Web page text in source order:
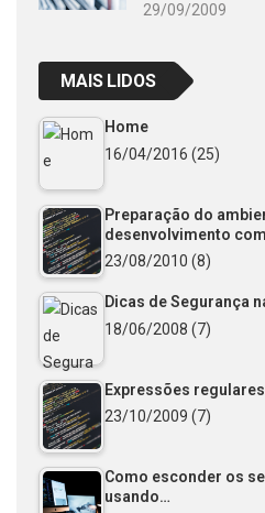
29/09/2009
MAIS LIDOS
Home
16/04/2016 (25)
Preparação do
desenvolvimento
23/08/2010 (8)
Dicas de Segurança
18/06/2008 (7)
Expressões
23/10/2009 (7)
Como esconder os
usando…